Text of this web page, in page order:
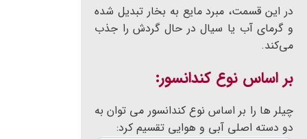
در این قسمت، مبرد مایع به بخار تبدیل شده
و گرمای آب یا سیال در حال گردش را جذب
می‌کند.
بر اساس نوع کندانسور:
چیلر ها را بر اساس نوع کندانسور می توان به
دو دسته اصلی آبی و هوایی تقسیم کرد: